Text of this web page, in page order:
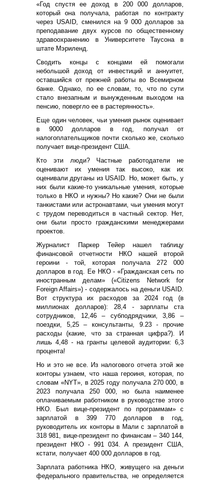
«Год спустя ее доход в 200 000 долларов,
который она получала, работая по контракту
через USAID, сменился на 9 000 долларов за
преподавание двух курсов по общественному
здравоохранению в Университете Таусона в
штате Мэриленд.
Сводить концы с концами ей помогали
небольшой доход от инвестиций и аннуитет,
оставшийся от прежней работы во Всемирном
банке. Однако, по ее словам, то, что по сути
стало внезапным и вынужденным выходом на
пенсию, повергло ее в растерянность».
Еще один человек, чьи умения рынок оценивает
в 9000 долларов в год, получал от
налогоплательщиков почти сколько же, сколько
получает вице-президент США.
Кто эти люди? Частные работодатели не
оценивают их умения так высоко, как их
оценивали друганы из USAID. Но, может быть, у
них были какие-то уникальные умения, которые
только в НКО и нужны? Но какие? Они не были
танкистами или астронавтами, чьи умения могут
с трудом переводиться в частный сектор. Нет,
они были просто гражданскими менеджерами
проектов.
Журналист Паркер Тейер нашел таблицу
финансовой отчетности НКО нашей второй
героини - той, которая получала 272 000
долларов в год. Ее НКО - «Гражданская сеть по
иностранным делам» («Citizens Network for
Foreign Affairs») - содержалось на деньги USAID.
Вот структура их расходов за 2024 год (в
миллионах долларов): 28,4 - зарплаты ста
сотрудников, 12,46 – субподрядчики, 3,86 –
поездки, 5,25 – консультанты, 9.23 - прочие
расходы (какие, что за странная цифра?). И
лишь 4,48 - на гранты целевой аудитории: 6,3
процента!
Но и это не все. Из налогового отчета этой же
конторы узнаем, что наша героиня, которая, по
словам «NYT», в 2025 году получала 270 000, в
2023 получала 250 000, но была наименее
оплачиваемым работником в руководстве этого
НКО. Был вице-президент по программам» с
зарплатой в 399 770 долларов в год,
руководитель их конторы в Мали с зарплатой в
318 981, вице-президент по финансам – 340 144,
президент НКО - 991 034. А президент США,
кстати, получает 400 000 долларов в год.
Зарплата работника НКО, живущего на деньги
федерального правительства, не определяется